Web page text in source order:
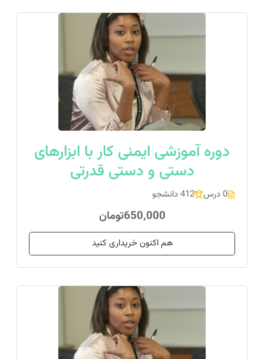
دوره آموزشی ایمنی کار با ابزارهای
دستی و دستی قدرتی
0 درس 412 دانشجو
650,000تومان
هم اکنون خریداری کنید